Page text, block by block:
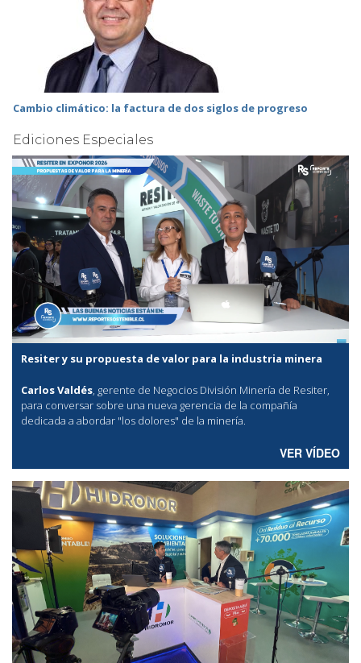
Cambio climático: la factura de dos siglos de progreso
Ediciones Especiales
Resiter y su propuesta de valor para la industria minera
Carlos Valdés, gerente de Negocios División Minería de Resiter,
para conversar sobre una nueva gerencia de la compañía
dedicada a abordar "los dolores" de la minería.
VER VÍDEO